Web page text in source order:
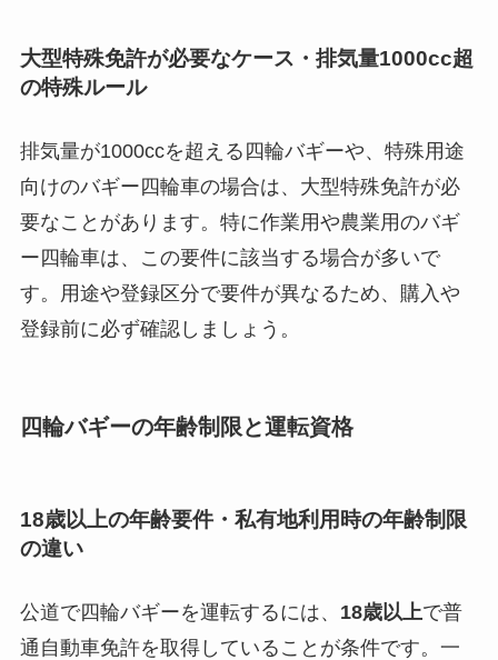
大型特殊免許が必要なケース・排気量1000cc超
の特殊ルール
排気量が1000ccを超える四輪バギーや、特殊用途
向けのバギー四輪車の場合は、大型特殊免許が必
要なことがあります。特に作業用や農業用のバギ
ー四輪車は、この要件に該当する場合が多いで
す。用途や登録区分で要件が異なるため、購入や
登録前に必ず確認しましょう。
四輪バギーの年齢制限と運転資格
18歳以上の年齢要件・私有地利用時の年齢制限
の違い
公道で四輪バギーを運転するには、 18歳以上で普
通自動車免許を取得していることが条件です。一